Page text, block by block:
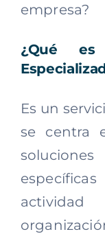
empresa?
¿Qué es
Es un
se centra